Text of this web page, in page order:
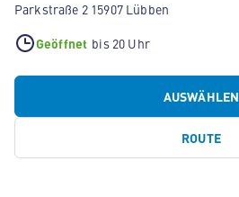
Parkstraße 2 15907 Lübben
Geöffnet bis 20 Uhr
AUSWÄHLEN
ROUTE